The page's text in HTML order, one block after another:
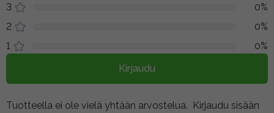
3
0%
2
0%
1
0%
Kirjaudu
Tuotteella ei ole vielä yhtään arvostelua. Kirjaudu sisään